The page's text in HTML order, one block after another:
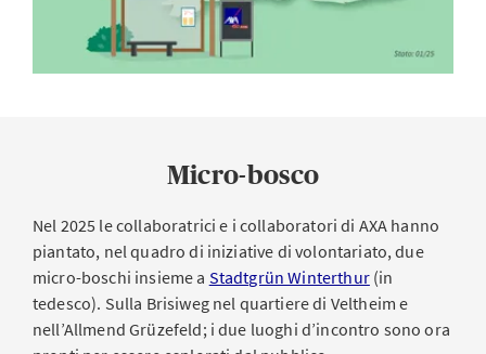
postazioni e presenta in
modo divertente i
molteplici elementi di
libretto può aggiudicarsi
partecipare sono
Area ricreativa
Micro-bosco
Nel 2025 le collaboratrici e i collaboratori di AXA hanno
piantato, nel quadro di iniziative di volontariato, due
micro-boschi insieme a Stadtgrün Winterthur(in
tedesco). Sulla Brisiweg nel quartiere di Veltheim e
nell’Allmend Grüzefeld; i due luoghi d’incontro sono ora